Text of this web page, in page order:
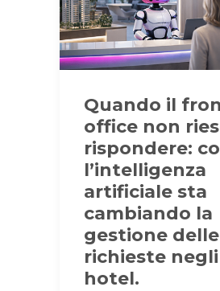
Quando il
office non
rispondere:
l’intelligenza
artificiale sta
cambiando la
gestione delle
richieste negli
hotel.